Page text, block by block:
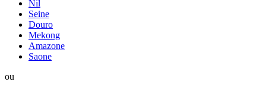
Nil
Seine
Douro
Mekong
Amazone
Saone
ou